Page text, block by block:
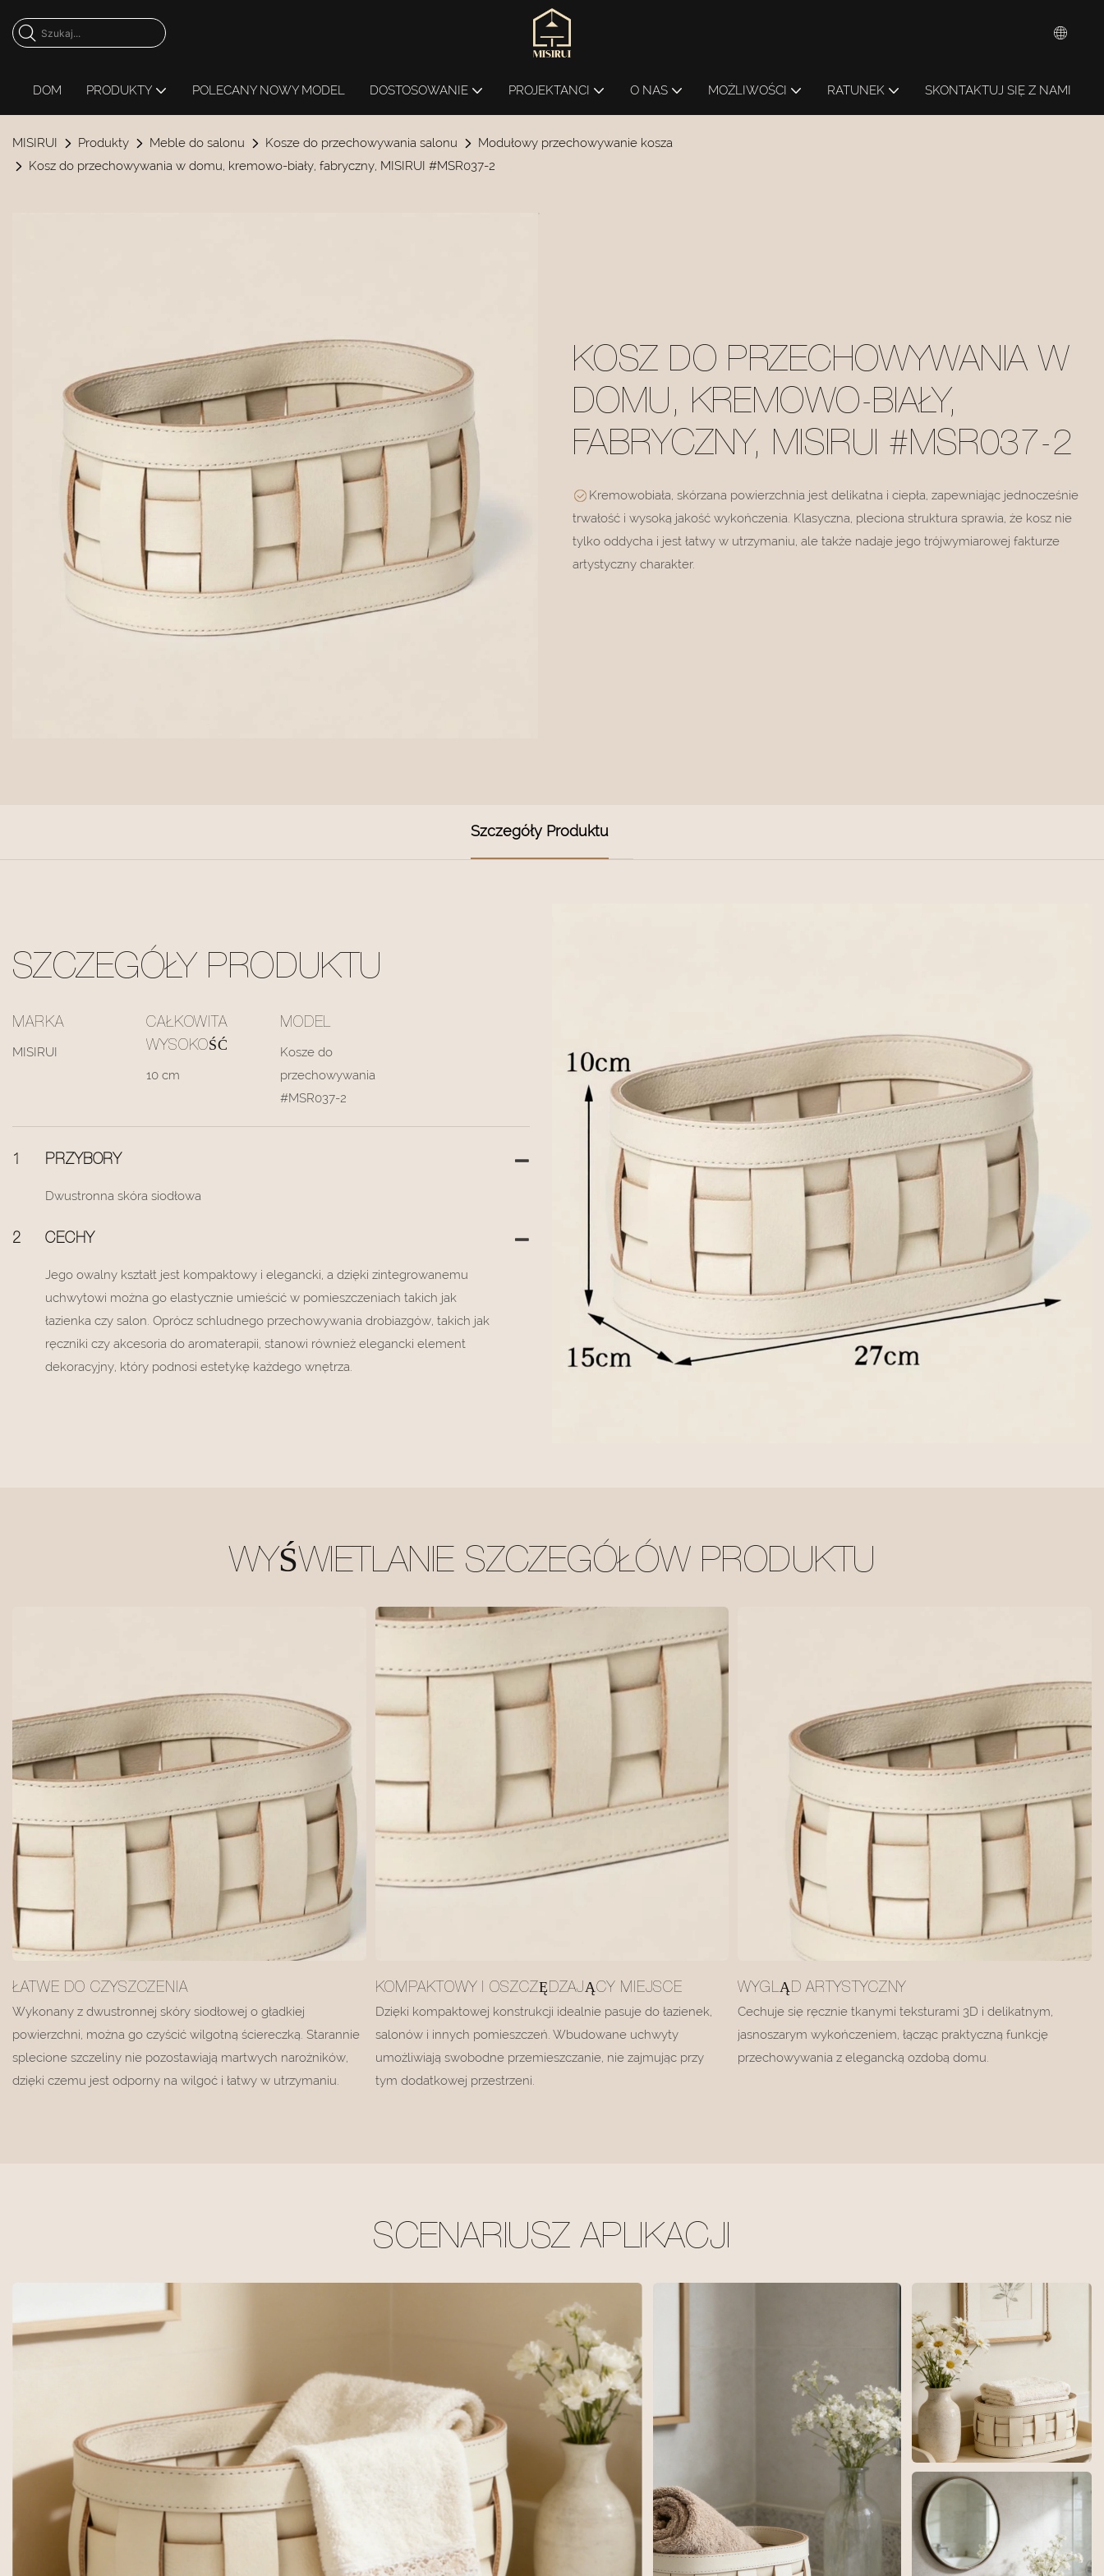
DOM PRODUKTY POLECANY NOWY MODEL DOSTOSOWANIE PROJEKTANCI O NAS MOŻLIWOŚCI RATUNEK SKONTAKTUJ SIĘ Z NAMI
MISIRUI Produkty Meble do salonu Kosze do przechowywania salonu
Modułowy przechowywanie kosza
Kosz do przechowywania w domu, kremowo-biały, fabryczny, MISIRUI #MSR037-2
KOSZ DO PRZECHOWYWANIA W
DOMU, KREMOWO-BIAŁY,
FABRYCZNY, MISIRUI #MSR037-2
Kremowobiała, skórzana powierzchnia jest delikatna i ciepła, zapewniając jednocześnie
trwałość i wysoką jakość wykończenia. Klasyczna, pleciona struktura sprawia, że ​​kosz nie
tylko oddycha i jest łatwy w utrzymaniu, ale także nadaje jego trójwymiarowej fakturze
artystyczny charakter.
Szczegóły Produktu
SZCZEGÓŁY PRODUKTU
MARKA
MISIRUI
CAŁKOWITA
WYSOKOŚĆ
10 cm
MODEL
Kosze do
przechowywania
#MSR037-2
1 PRZYBORY
Dwustronna skóra siodłowa
2 CECHY
Jego owalny kształt jest kompaktowy i elegancki, a dzięki zintegrowanemu
uchwytowi można go elastycznie umieścić w pomieszczeniach takich jak
łazienka czy salon. Oprócz schludnego przechowywania drobiazgów, takich jak
ręczniki czy akcesoria do aromaterapii, stanowi również elegancki element
dekoracyjny, który podnosi estetykę każdego wnętrza.
WYŚWIETLANIE SZCZEGÓŁÓW PRODUKTU
ŁATWE DO CZYSZCZENIA
Wykonany z dwustronnej skóry siodłowej o gładkiej
powierzchni, można go czyścić wilgotną ściereczką. Starannie
splecione szczeliny nie pozostawiają martwych narożników,
dzięki czemu jest odporny na wilgoć i łatwy w utrzymaniu.
KOMPAKTOWY I OSZCZĘDZAJĄCY MIEJSCE
Dzięki kompaktowej konstrukcji idealnie pasuje do łazienek,
salonów i innych pomieszczeń. Wbudowane uchwyty
umożliwiają swobodne przemieszczanie, nie zajmując przy
tym dodatkowej przestrzeni.
WYGLĄD ARTYSTYCZNY
Cechuje się ręcznie tkanymi teksturami 3D i delikatnym,
jasnoszarym wykończeniem, łącząc praktyczną funkcję
przechowywania z elegancką ozdobą domu.
SCENARIUSZ APLIKACJI